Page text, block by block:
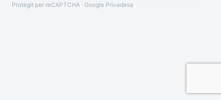
Protegit per reCAPTCHA · Google Privadesa